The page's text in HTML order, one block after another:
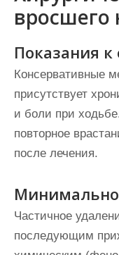
вросшего
Показания
Консервативные
присутствует
и боли при
повторное
после лечения.
Частичное
последующим